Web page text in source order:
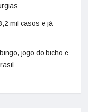
mil casos e já
jogo do bicho e